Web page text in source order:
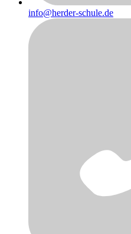
info@herder-schule.de